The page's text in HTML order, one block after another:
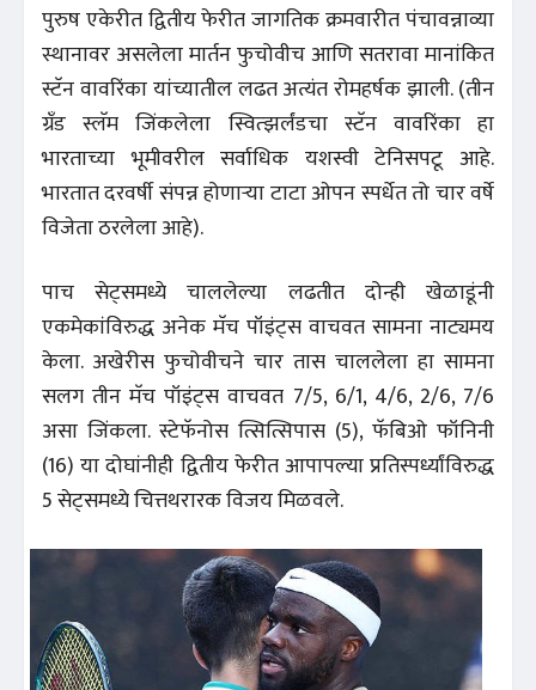
पुरुष एकेरीत द्वितीय फेरीत जागतिक क्रमवारीत पंचावन्नाव्या
स्थानावर असलेला मार्तन फुचोवीच आणि सतरावा मानांकित
स्टॅन वावरिंका यांच्यातील लढत अत्यंत रोमहर्षक झाली. (तीन
ग्रँड स्लॅम जिंकलेला स्वित्झर्लंडचा स्टॅन वावरिंका हा
भारताच्या भूमीवरील सर्वाधिक यशस्वी टेनिसपटू आहे.
भारतात दरवर्षी संपन्न होणाऱ्या टाटा ओपन स्पर्धेत तो चार वर्षे
विजेता ठरलेला आहे).
पाच सेट्समध्ये चाललेल्या लढतीत दोन्ही खेळाडूंनी
एकमेकांविरुद्ध अनेक मॅच पॉइंट्स वाचवत सामना नाट्यमय
केला. अखेरीस फुचोवीचने चार तास चाललेला हा सामना
सलग तीन मॅच पॉइंट्स वाचवत 7/5, 6/1, 4/6, 2/6, 7/6
असा जिंकला. स्टेफॅनोस त्सित्सिपास (5), फॅबिओ फॉनिनी
(16) या दोघांनीही द्वितीय फेरीत आपापल्या प्रतिस्पर्ध्यांविरुद्ध
5 सेट्समध्ये चित्तथरारक विजय मिळवले.